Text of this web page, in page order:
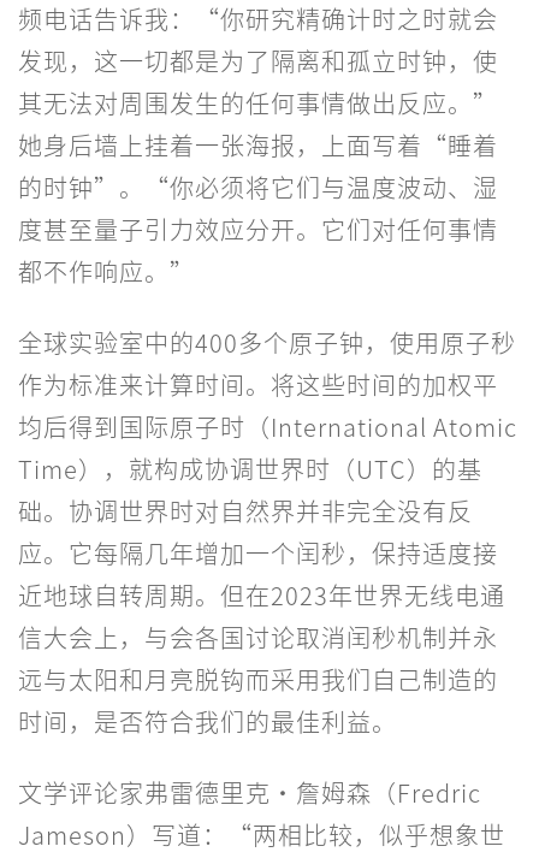
频电话告诉我：“你研究精确计时之时就会
发现，这一切都是为了隔离和孤立时钟，使
其无法对周围发生的任何事情做出反应。”
她身后墙上挂着一张海报，上面写着“睡着
的时钟”。“你必须将它们与温度波动、湿
度甚至量子引力效应分开。它们对任何事情
都不作响应。”
全球实验室中的400多个原子钟，使用原子秒
作为标准来计算时间。将这些时间的加权平
均后得到国际原子时（International Atomic
Time），就构成协调世界时（UTC）的基
础。协调世界时对自然界并非完全没有反
应。它每隔几年增加一个闰秒，保持适度接
近地球自转周期。但在2023年世界无线电通
信大会上，与会各国讨论取消闰秒机制并永
远与太阳和月亮脱钩而采用我们自己制造的
时间，是否符合我们的最佳利益。
文学评论家弗雷德里克·詹姆森（Fredric
Jameson）写道：“两相比较，似乎想象世